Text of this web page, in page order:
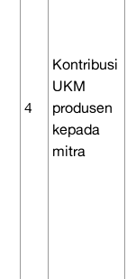
4
Kontribusi
UKM
produsen
kepada
mitra